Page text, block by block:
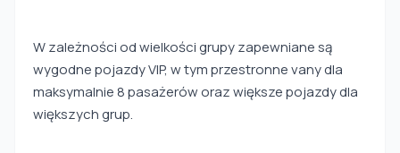
W zależności od wielkości grupy zapewniane są
wygodne pojazdy VIP, w tym przestronne vany dla
maksymalnie 8 pasażerów oraz większe pojazdy dla
większych grup.